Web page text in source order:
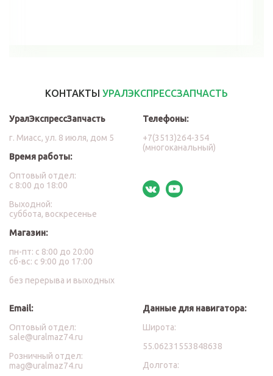
КОНТАКТЫ УРАЛЭКСПРЕССЗАПЧАСТЬ
УралЭкспрессЗапчасть
г. Миасс, ул. 8 июля, дом 5
Время работы:
Оптовый отдел:
с 8:00 до 18:00
Выходной:
суббота, воскресенье
Магазин:
пн-пт: с 8:00 до 20:00
сб-вс: с 9:00 до 17:00
без перерыва и выходных
Телефоны:
+7(3513)264-354
(многоканальный)
Email:
Оптовый отдел:
sale@uralmaz74.ru
Розничный отдел:
mag@uralmaz74.ru
Данные для навигатора:
Широта:
55.06231553848638
Долгота: